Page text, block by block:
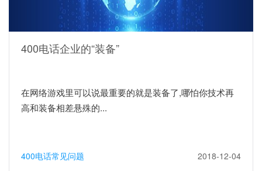
400电话企业的“装备”
在网络游戏里可以说最重要的就是装备了,哪怕你技术再
高和装备相差悬殊的...
400电话常见问题 2018-12-04